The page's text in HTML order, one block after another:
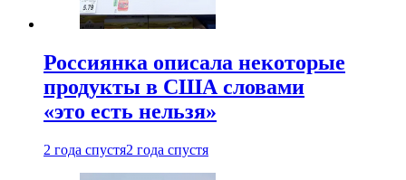
Россиянка описала некоторые
продукты в США словами
«это есть нельзя»
2 года спустя2 года спустя